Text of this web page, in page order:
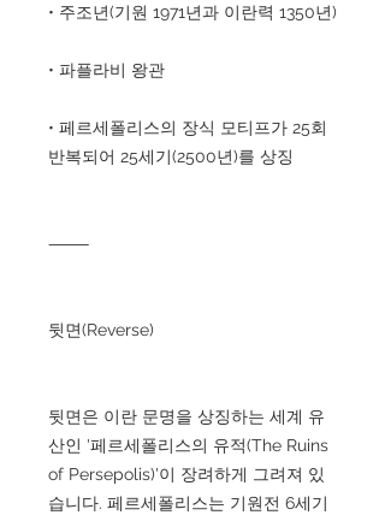
• 주조년(기원 1971년과 이란력 1350년)
• 파플라비 왕관
• 페르세폴리스의 장식 모티프가 25회
반복되어 25세기(2500년)를 상징
⸻
뒷면(Reverse)
뒷면은 이란 문명을 상징하는 세계 유
산인 '페르세폴리스의 유적(The Ruins
of Persepolis)'이 장려하게 그려져 있
습니다. 페르세폴리스는 기원전 6세기